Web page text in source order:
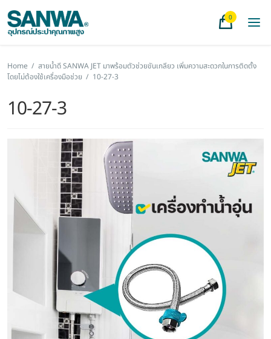
0
Home / สายน้ำดี SANWA JET มาพร้อมตัวช่วยขันเกลียว เพิ่มความสะดวกในการติดตั้ง
โดยไม่ต้องใช้เครื่องมือช่วย / 10-27-3
10-27-3